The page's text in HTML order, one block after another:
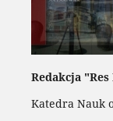
Redakcja "Res
Katedra Nauk